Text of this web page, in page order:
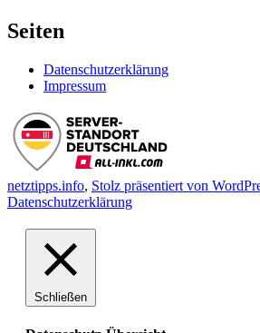
Seiten
Datenschutzerklärung
Impressum
netztipps.info, Stolz präsentiert von
Datenschutzerklärung
Schließen